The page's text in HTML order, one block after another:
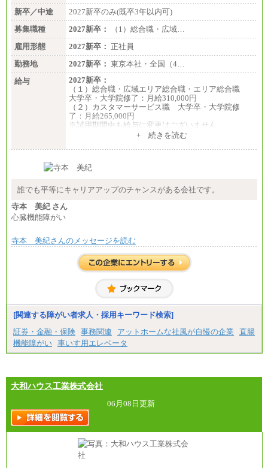
新卒／中途
2027新卒のみ(既卒3年以内可)
募集職種
2027新卒：
（1）総合職・広域…
雇用形態
2027新卒： 正社員
勤務地
2027新卒： 東京本社・全国（4…
給与
2027新卒：
（１）総合職・広域エリア総合職・エリア総合職
大学卒・大学院修了：月給310,000円
（２）カスタマーサービス職 大学卒・大学院修
了：月給265,000円
※試用期間中も給与に変更はございません
+ 続きを読む
誰でも平等にキャリアアップのチャンスがある会社です。
寺本 美紀 さん
心臓機能障がい
寺本 美紀さんのメッセージを読む
[関連する障がい者求人・採用キーワード検索]
証券・金融・保険 事務関連 アットホームな社風が自慢の企業
直腸
機能障がい 車いす用エレベータ
大和ハウス工業株式会社
06月08日更新